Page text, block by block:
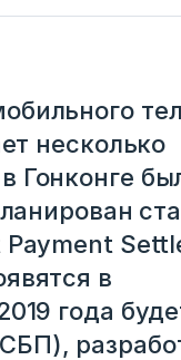
несколько
Гонконге
в
года